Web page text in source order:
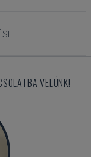
VELÜNK!